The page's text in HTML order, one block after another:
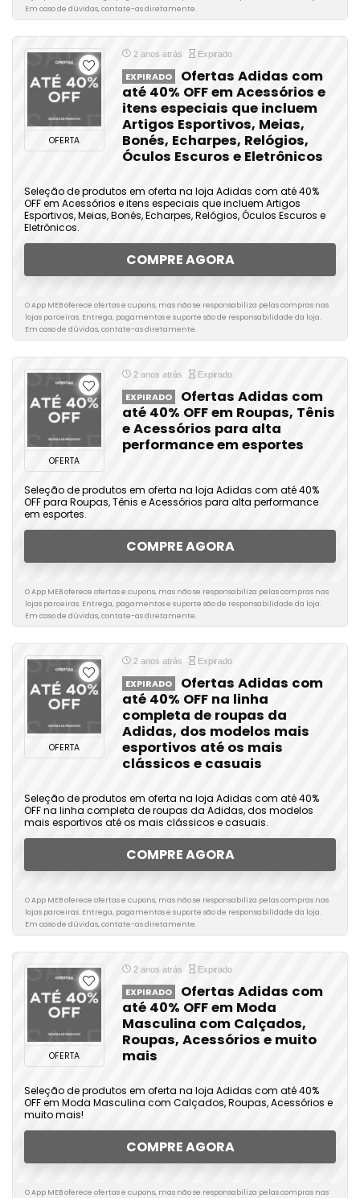
Em caso de dúvidas, contate-as diretamente.
OFERTA
2 anos atrás Expirado
EXPIRADO
Ofertas Adidas com
até 40% OFF em Acessórios e
itens especiais que incluem
Artigos Esportivos, Meias,
Bonés, Echarpes, Relógios,
Óculos Escuros e Eletrônicos
Seleção de produtos em oferta na loja Adidas com até 40%
OFF em Acessórios e itens especiais que incluem Artigos
Esportivos, Meias, Bonés, Echarpes, Relógios, Óculos Escuros e
Eletrônicos.
COMPRE AGORA
O App MEB oferece ofertas e cupons, mas não se responsabiliza pelas compras nas
lojas parceiras. Entrega, pagamentos e suporte são de responsabilidade da loja.
Em caso de dúvidas, contate-as diretamente.
OFERTA
2 anos atrás Expirado
EXPIRADO
Ofertas Adidas com
até 40% OFF em Roupas, Tênis
e Acessórios para alta
performance em esportes
Seleção de produtos em oferta na loja Adidas com até 40%
OFF para Roupas, Tênis e Acessórios para alta performance
em esportes.
COMPRE AGORA
O App MEB oferece ofertas e cupons, mas não se responsabiliza pelas compras nas
lojas parceiras. Entrega, pagamentos e suporte são de responsabilidade da loja.
Em caso de dúvidas, contate-as diretamente.
OFERTA
2 anos atrás Expirado
EXPIRADO
Ofertas Adidas com
até 40% OFF na linha
completa de roupas da
Adidas, dos modelos mais
esportivos até os mais
clássicos e casuais
Seleção de produtos em oferta na loja Adidas com até 40%
OFF na linha completa de roupas da Adidas, dos modelos
mais esportivos até os mais clássicos e casuais.
COMPRE AGORA
O App MEB oferece ofertas e cupons, mas não se responsabiliza pelas compras nas
lojas parceiras. Entrega, pagamentos e suporte são de responsabilidade da loja.
Em caso de dúvidas, contate-as diretamente.
OFERTA
2 anos atrás Expirado
EXPIRADO
Ofertas Adidas com
até 40% OFF em Moda
Masculina com Calçados,
Roupas, Acessórios e muito
mais
Seleção de produtos em oferta na loja Adidas com até 40%
OFF em Moda Masculina com Calçados, Roupas, Acessórios e
muito mais!
COMPRE AGORA
O App MEB oferece ofertas e cupons, mas não se responsabiliza pelas compras nas